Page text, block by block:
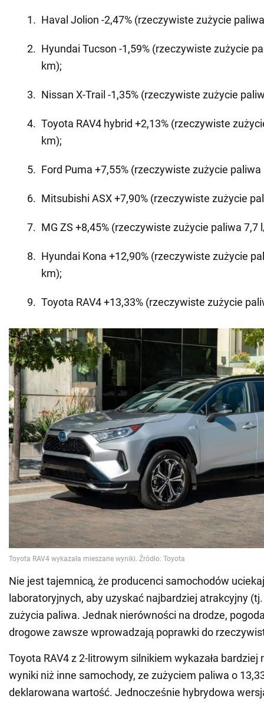
Haval Jolion -2,47% (rzeczywiste zużycie
Hyundai Tucson -1,59% (rzeczywiste zużycie
km);
Nissan X-Trail -1,35% (rzeczywiste zużycie
Toyota RAV4 hybrid +2,13% (rzeczywiste
km);
Ford Puma +7,55% (rzeczywiste zużycie
Mitsubishi ASX +7,90% (rzeczywiste zużycie
MG ZS +8,45% (rzeczywiste zużycie paliwa 7,7
Hyundai Kona +12,90% (rzeczywiste zużycie
km);
Toyota RAV4 +13,33% (rzeczywiste zużycie
Nie jest tajemnicą, że producenci samochodów
laboratoryjnych, aby uzyskać najbardziej atrakcyjny
zużycia paliwa. Jednak nierówności na drodze,
drogowe zawsze wprowadzają poprawki do
Toyota RAV4 z 2-litrowym silnikiem wykazała bardziej
wyniki niż inne samochody, ze zużyciem paliwa o
deklarowana wartość. Jednocześnie hybrydowa